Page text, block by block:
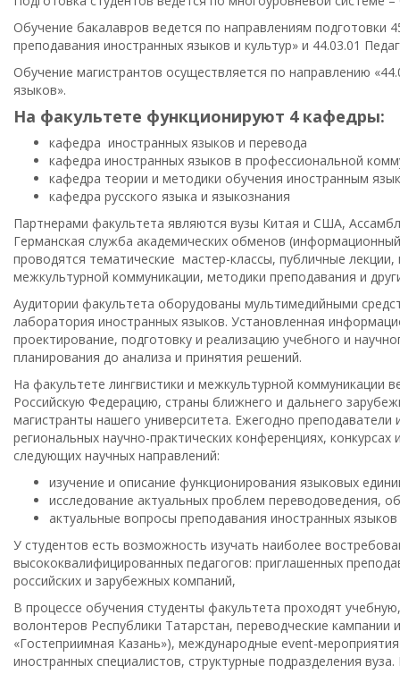
Обучение бакалавров ведется по направлениям подготовки
преподавания иностранных языков и культур» и 44.03.01
Обучение магистрантов осуществляется по направлению
языков».
На факультете функционируют 4 кафедры:
кафедра иностранных языков и перевода
кафедра иностранных языков в профессиональной
кафедра теории и методики обучения иностранным
кафедра русского языка и языкознания
Партнерами факультета являются вузы Китая и США,
Германская служба академических обменов
проводятся тематические мастер-классы, публичные
межкультурной коммуникации, методики преподавания и
Аудитории факультета оборудованы мультимедийными
лаборатория иностранных языков. Установленная
проектирование, подготовку и реализацию учебного и
планирования до анализа и принятия решений.
На факультете лингвистики и межкультурной коммуникации
Российскую Федерацию, страны ближнего и дальнего
магистранты нашего университета. Ежегодно
региональных научно-практических конференциях,
следующих научных направлений:
изучение и описание функционирования языковых
исследование актуальных проблем переводоведения,
актуальные вопросы преподавания иностранных
У студентов есть возможность изучать наиболее
высококвалифицированных педагогов: приглашенных
российских и зарубежных компаний,
В процессе обучения студенты факультета проходят
волонтеров Республики Татарстан, переводческие
«Гостеприимная Казань»), международные event-
иностранных специалистов, структурные подразделения